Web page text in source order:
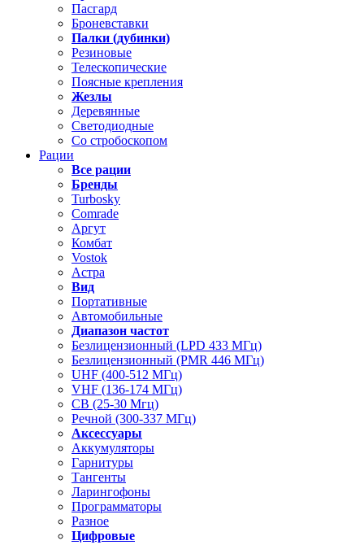
Пасгард
Броневставки
Палки (дубинки)
Резиновые
Телескопические
Поясные крепления
Жезлы
Деревянные
Светодиодные
Со стробоскопом
Рации
Все рации
Бренды
Turbosky
Comrade
Аргут
Комбат
Vostok
Астра
Вид
Портативные
Автомобильные
Диапазон частот
Безлицензионный (LPD 433 МГц)
Безлицензионный (PMR 446 МГц)
UHF (400-512 МГц)
VHF (136-174 МГц)
CB (25-30 Мгц)
Речной (300-337 МГц)
Аксессуары
Аккумуляторы
Гарнитуры
Тангенты
Ларингофоны
Программаторы
Разное
Цифровые